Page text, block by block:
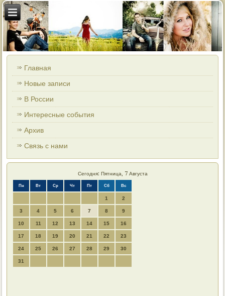
Главная
Новые записи
В России
Интересные события
Архив
Связь с нами
Сегодня: Пятница, 7 Августа
Пн Вт Ср Чт Пт Сб Вс
1 2
3 4 5 6 7 8 9
10 11 12 13 14 15 16
17 18 19 20 21 22 23
24 25 26 27 28 29 30
31